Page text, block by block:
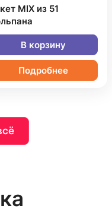
MIX из 51
В корзину
Подробнее